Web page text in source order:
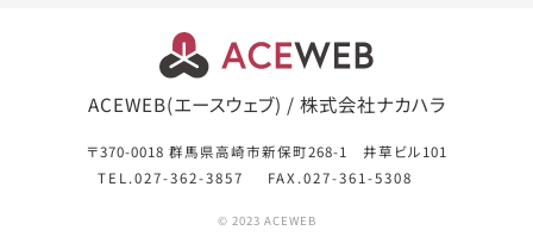
ACEWEB(エースウェブ) / 株式会社ナカハラ
〒370-0018 群馬県高崎市新保町268-1 井草ビル101
TEL.027-362-3857
FAX.027-361-5308
© 2023 ACEWEB